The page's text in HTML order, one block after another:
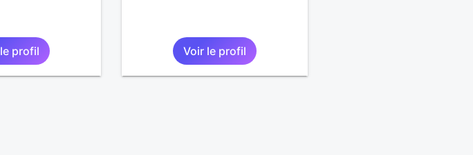
profil Voir le profil